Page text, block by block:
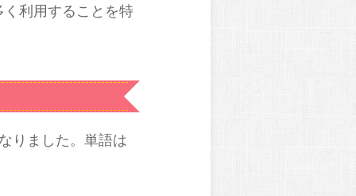
利用することを特
りました。単語は